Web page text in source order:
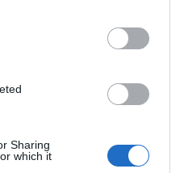
Sharing
which it
της Δυτικής
της Δυτικής Μακεδονίας